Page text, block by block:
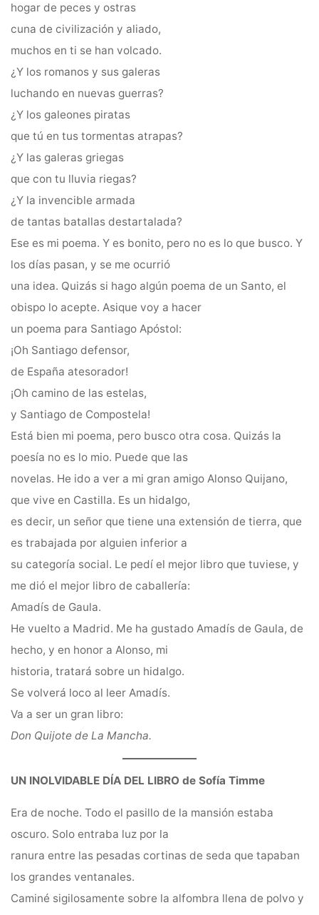
hogar de peces y ostras
cuna de civilización y aliado,
muchos en ti se han volcado.
¿Y los romanos y sus galeras
luchando en nuevas guerras?
¿Y los galeones piratas
que tú en tus tormentas atrapas?
¿Y las galeras griegas
que con tu lluvia riegas?
¿Y la invencible armada
de tantas batallas destartalada?
Ese es mi poema. Y es bonito, pero no es lo que busco. Y
los días pasan, y se me ocurrió
una idea. Quizás si hago algún poema de un Santo, el
obispo lo acepte. Asique voy a hacer
un poema para Santiago Apóstol:
¡Oh Santiago defensor,
de España atesorador!
¡Oh camino de las estelas,
y Santiago de Compostela!
Está bien mi poema, pero busco otra cosa. Quizás la
poesía no es lo mio. Puede que las
novelas. He ido a ver a mi gran amigo Alonso Quijano,
que vive en Castilla. Es un hidalgo,
es decir, un señor que tiene una extensión de tierra, que
es trabajada por alguien inferior a
su categoría social. Le pedí el mejor libro que tuviese, y
me dió el mejor libro de caballería:
Amadís de Gaula.
He vuelto a Madrid. Me ha gustado Amadís de Gaula, de
hecho, y en honor a Alonso, mi
historia, tratará sobre un hidalgo.
Se volverá loco al leer Amadís.
Va a ser un gran libro:
Don Quijote de La Mancha.
UN INOLVIDABLE DÍA DEL LIBRO de Sofía Timme
Era de noche. Todo el pasillo de la mansión estaba
oscuro. Solo entraba luz por la
ranura entre las pesadas cortinas de seda que tapaban
los grandes ventanales.
Caminé sigilosamente sobre la alfombra llena de polvo y